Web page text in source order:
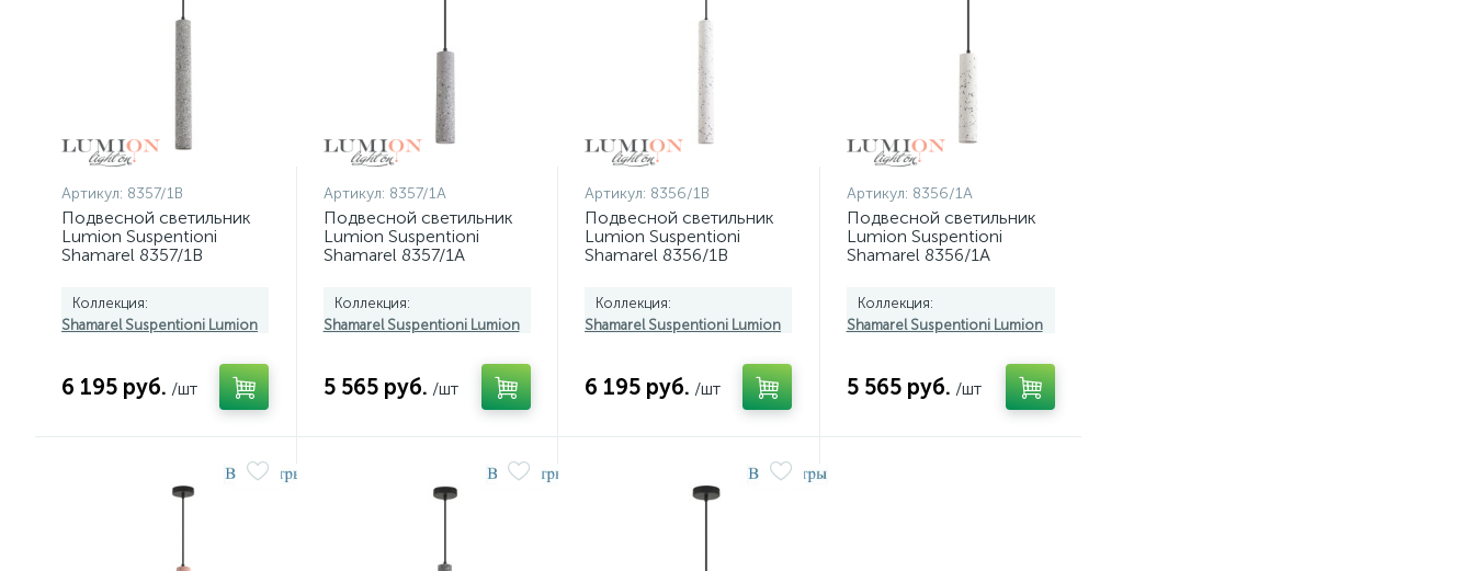
Артикул: 8357/1B
Подвесной светильник
Lumion Suspentioni
Shamarel 8357/1B
Коллекция:
Shamarel Suspentioni Lumion
6 195 руб. /шт
Артикул: 8357/1A
Подвесной светильник
Lumion Suspentioni
Shamarel 8357/1A
Коллекция:
Shamarel Suspentioni Lumion
5 565 руб. /шт
Артикул: 8356/1B
Подвесной светильник
Lumion Suspentioni
Shamarel 8356/1B
Коллекция:
Shamarel Suspentioni Lumion
6 195 руб. /шт
Артикул: 8356/1A
Подвесной светильник
Lumion Suspentioni
Shamarel 8356/1A
Коллекция:
Shamarel Suspentioni Lumion
5 565 руб. /шт